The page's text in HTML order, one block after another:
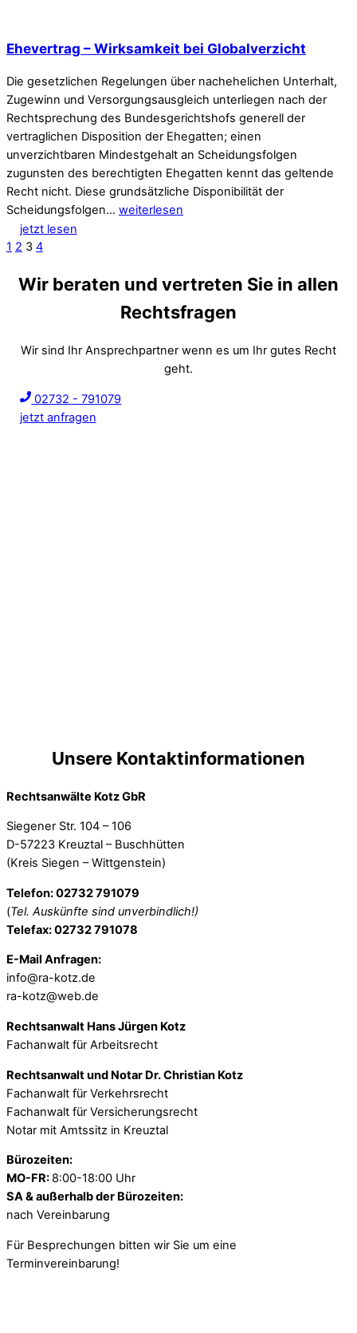
Ehevertrag – Wirksamkeit bei Globalverzicht
Die gesetzlichen Regelungen über nachehelichen Unterhalt,
Zugewinn und Versorgungsausgleich unterliegen nach der
Rechtsprechung des Bundesgerichtshofs generell der
vertraglichen Disposition der Ehegatten; einen
unverzichtbaren Mindestgehalt an Scheidungsfolgen
zugunsten des berechtigten Ehegatten kennt das geltende
Recht nicht. Diese grundsätzliche Disponibilität der
Scheidungsfolgen… weiterlesen
jetzt lesen
1 2 3 4
Wir beraten und vertreten Sie in allen
Rechtsfragen
Wir sind Ihr Ansprechpartner wenn es um Ihr gutes Recht
geht.
02732 - 791079
jetzt anfragen
Unsere Kontaktinformationen
Rechtsanwälte Kotz GbR
Siegener Str. 104 – 106
D-57223 Kreuztal – Buschhütten
(Kreis Siegen – Wittgenstein)
Telefon: 02732 791079
(Tel. Auskünfte sind unverbindlich!)
Telefax: 02732 791078
E-Mail Anfragen:
info@ra-kotz.de
ra-kotz@web.de
Rechtsanwalt Hans Jürgen Kotz
Fachanwalt für Arbeitsrecht
Rechtsanwalt und Notar Dr. Christian Kotz
Fachanwalt für Verkehrsrecht
Fachanwalt für Versicherungsrecht
Notar mit Amtssitz in Kreuztal
Bürozeiten:
MO-FR: 8:00-18:00 Uhr
SA & außerhalb der Bürozeiten:
nach Vereinbarung
Für Besprechungen bitten wir Sie um eine
Terminvereinbarung!